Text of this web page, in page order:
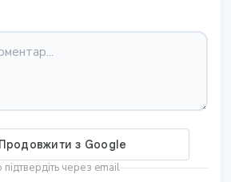
підтвердіть через email